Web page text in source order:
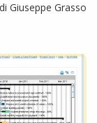
di Giuseppe Grasso